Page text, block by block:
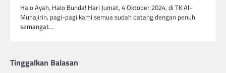
Halo Ayah, Halo Bunda! Hari Jumat, 4 Oktober 2024, di TK Al-
Muhajirin, pagi-pagi kami semua sudah datang dengan penuh
semangat…
Tinggalkan Balasan